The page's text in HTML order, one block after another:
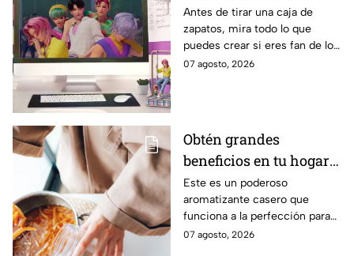
escritorio inspirados
en los Saja Boys con
cartón reciclado
Antes de tirar una caja de
zapatos, mira todo lo que
puedes crear si eres fan de los
chicos de KPop Demon
07 agosto, 2026
Obtén grandes
beneficios en tu hogar
con esta mezcla de
aceite de oliva, ramas
de canela y cáscaras de
naranja
Este es un poderoso
aromatizante casero que
funciona a la perfección para
tus espacios.
07 agosto, 2026